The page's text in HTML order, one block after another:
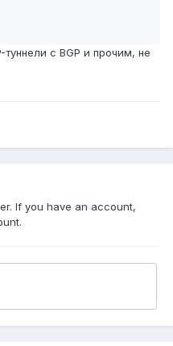
с BGP и прочим, не
If you have an account,